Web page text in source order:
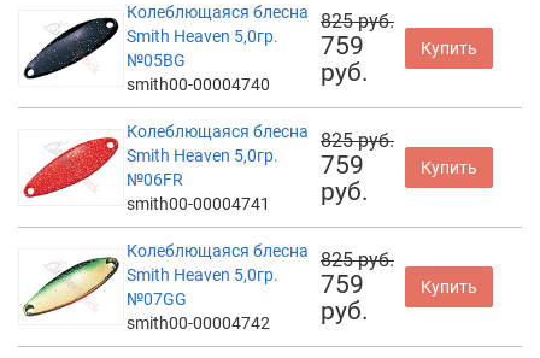
Колеблющаяся блесна
Smith Heaven 5,0гр.
№05BG
smith00-00004740
825 руб.
759
руб.
Купить
Колеблющаяся блесна
Smith Heaven 5,0гр.
№06FR
smith00-00004741
825 руб.
759
руб.
Купить
Колеблющаяся блесна
Smith Heaven 5,0гр.
№07GG
smith00-00004742
825 руб.
759
руб.
Купить